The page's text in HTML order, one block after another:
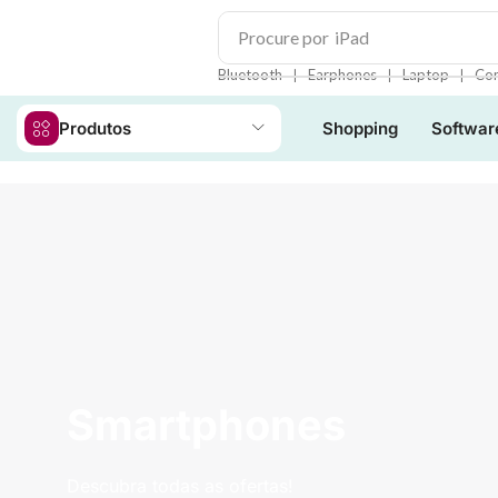
Procure por iPad
Bluetooth ❘ Earphones ❘ Laptop ❘
Produtos Shopping